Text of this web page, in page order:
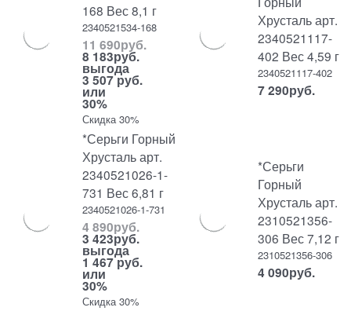
168 Вес 8,1 г
2340521534-168
11 690руб.
8 183руб.
выгода
3 507 руб.
или
30%
Скидка 30%
Хрусталь арт.
2340521117-
402 Вес 4,59 г
2340521117-402
7 290руб.
*Серьги Горный
Хрусталь арт.
2340521026-1-
731 Вес 6,81 г
2340521026-1-731
4 890руб.
3 423руб.
выгода
1 467 руб.
или
30%
Скидка 30%
*Серьги
Горный
Хрусталь арт.
2310521356-
306 Вес 7,12 г
2310521356-306
4 090руб.